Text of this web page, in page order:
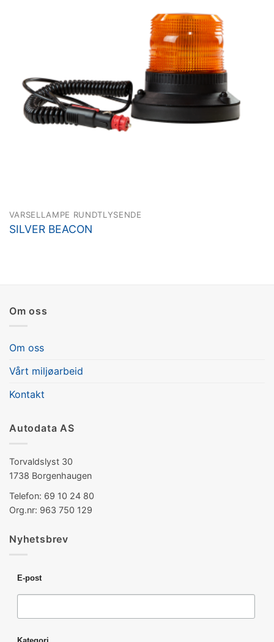
VARSELLAMPE RUNDTLYSENDE
SILVER BEACON
Om oss
Om oss
Vårt miljøarbeid
Kontakt
Autodata AS
Torvaldslyst 30
1738 Borgenhaugen
Telefon: 69 10 24 80
Org.nr: 963 750 129
Nyhetsbrev
E-post